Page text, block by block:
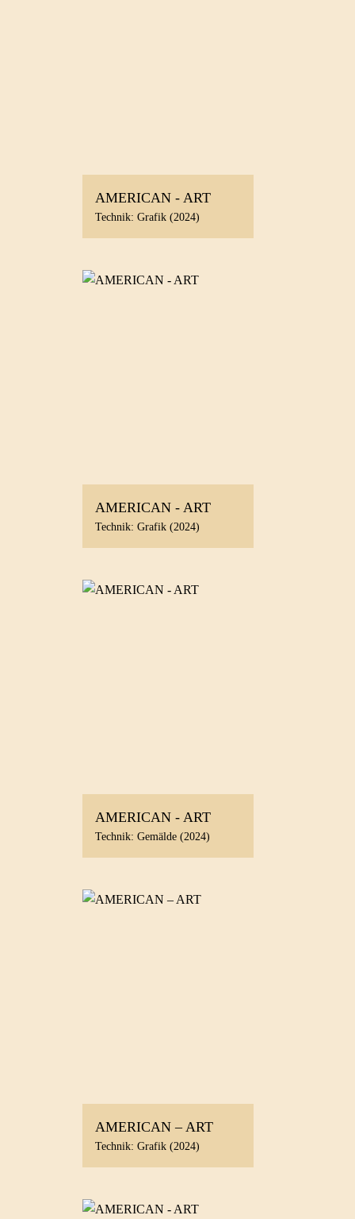
AMERICAN - ART
Technik: Grafik (2024)
AMERICAN - ART
Technik: Grafik (2024)
AMERICAN - ART
Technik: Gemälde (2024)
AMERICAN – ART
Technik: Grafik (2024)